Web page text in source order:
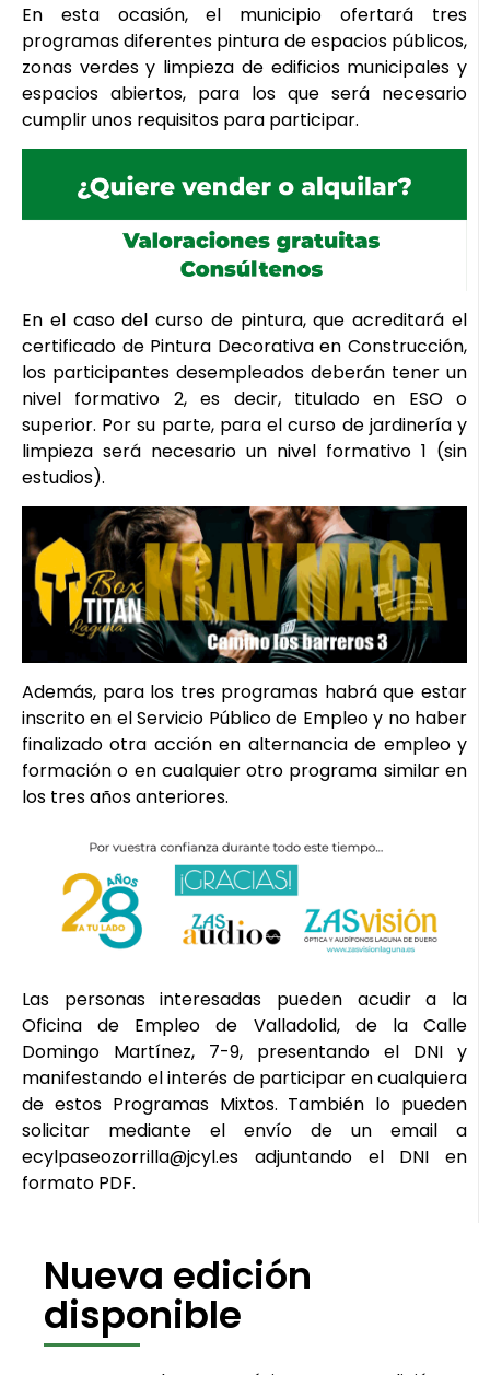
En esta ocasión, el municipio ofertará tres
programas diferentes pintura de espacios públicos,
zonas verdes y limpieza de edificios municipales y
espacios abiertos, para los que será necesario
cumplir unos requisitos para participar.
En el caso del curso de pintura, que acreditará el
certificado de Pintura Decorativa en Construcción,
los participantes desempleados deberán tener un
nivel formativo 2, es decir, titulado en ESO o
superior. Por su parte, para el curso de jardinería y
limpieza será necesario un nivel formativo 1 (sin
estudios).
Además, para los tres programas habrá que estar
inscrito en el Servicio Público de Empleo y no haber
finalizado otra acción en alternancia de empleo y
formación o en cualquier otro programa similar en
los tres años anteriores.
Las personas interesadas pueden acudir a la
Oficina de Empleo de Valladolid, de la Calle
Domingo Martínez, 7-9, presentando el DNI y
manifestando el interés de participar en cualquiera
de estos Programas Mixtos. También lo pueden
solicitar mediante el envío de un email a
ecylpaseozorrilla@jcyl.es adjuntando el DNI en
formato PDF.
Nueva edición
disponible